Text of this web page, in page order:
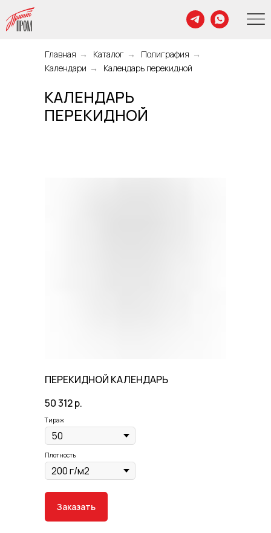
Главная → Каталог → Полиграфия →
Календари → Календарь перекидной
КАЛЕНДАРЬ
ПЕРЕКИДНОЙ
ПЕРЕКИДНОЙ КАЛЕНДАРЬ
50 312р.
Тираж
Плотность
Заказать